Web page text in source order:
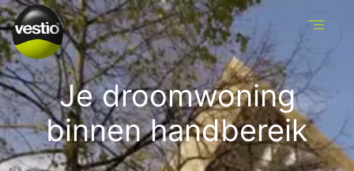
Je droomwoning
binnen handbereik